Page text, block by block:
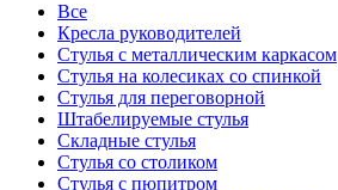
Все
Кресла руководителей
Стулья с металлическим каркасом
Стулья на колесиках со спинкой
Стулья для переговорной
Штабелируемые стулья
Складные стулья
Стулья со столиком
Стулья с пюпитром